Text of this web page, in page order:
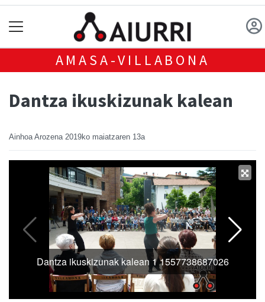
AMASA-VILLABONA
Dantza ikuskizunak kalean
Ainhoa Arozena 2019ko maiatzaren 13a